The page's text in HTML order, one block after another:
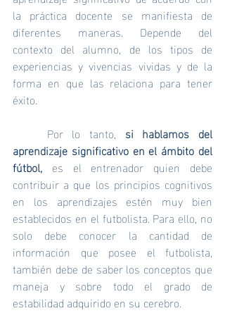
la práctica docente se manifiesta de
diferentes maneras. Depende del
contexto del alumno, de los tipos de
experiencias y vivencias vividas y de la
forma en que las relaciona para tener
éxito.
	Por lo tanto,
si hablamos del
aprendizaje significativo en el ámbito del
fútbol, es el entrenador quien debe
contribuir a que los principios cognitivos
en los aprendizajes estén muy bien
establecidos en el futbolista. Para ello, no
solo debe conocer la cantidad de
información que posee el futbolista,
también debe de saber los conceptos que
maneja y sobre todo el grado de
estabilidad adquirido en su cerebro.